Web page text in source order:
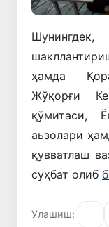
ҳамда
Жўқорғи
қўмитаси,
аьзолари
қувватлаш
суҳбат олиб
Улашиш: